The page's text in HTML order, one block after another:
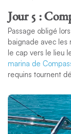
Jour 5 :
Passage obligé
baignade avec les
le cap vers le lieu
marina de
requins tournent